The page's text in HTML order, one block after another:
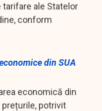
ale Statelor
conform
din SUA
economică din
potrivit